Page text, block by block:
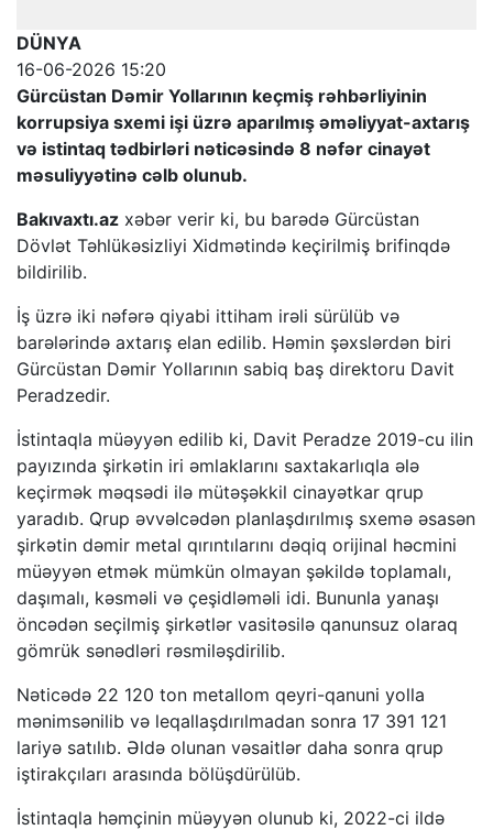
DÜNYA
16-06-2026 15:20
Gürcüstan Dəmir Yollarının keçmiş rəhbərliyinin
korrupsiya sxemi işi üzrə aparılmış əməliyyat-axtarış
və istintaq tədbirləri nəticəsində 8 nəfər cinayət
məsuliyyətinə cəlb olunub.
Bakıvaxtı.az xəbər verir ki, bu barədə Gürcüstan
Dövlət Təhlükəsizliyi Xidmətində keçirilmiş brifinqdə
bildirilib.
İş üzrə iki nəfərə qiyabi ittiham irəli sürülüb və
barələrində axtarış elan edilib. Həmin şəxslərdən biri
Gürcüstan Dəmir Yollarının sabiq baş direktoru Davit
Peradzedir.
İstintaqla müəyyən edilib ki, Davit Peradze 2019-cu ilin
payızında şirkətin iri əmlaklarını saxtakarlıqla ələ
keçirmək məqsədi ilə mütəşəkkil cinayətkar qrup
yaradıb. Qrup əvvəlcədən planlaşdırılmış sxemə əsasən
şirkətin dəmir metal qırıntılarını dəqiq orijinal həcmini
müəyyən etmək mümkün olmayan şəkildə toplamalı,
daşımalı, kəsməli və çeşidləməli idi. Bununla yanaşı
öncədən seçilmiş şirkətlər vasitəsilə qanunsuz olaraq
gömrük sənədləri rəsmiləşdirilib.
Nəticədə 22 120 ton metallom qeyri-qanuni yolla
mənimsənilib və leqallaşdırılmadan sonra 17 391 121
lariyə satılıb. Əldə olunan vəsaitlər daha sonra qrup
iştirakçıları arasında bölüşdürülüb.
İstintaqla həmçinin müəyyən olunub ki, 2022-ci ildə